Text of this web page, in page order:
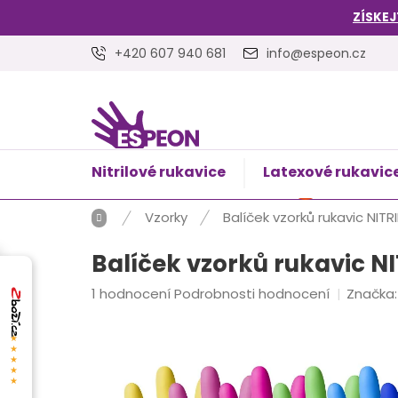
+420 607 940 681 info@espeon.cz
NÁKUPNÍ
KOŠÍK
Prázdný
Nitrilové rukavice Latexové
DomůVzorky Balíček vzorků rukavic
Balíček vzorků rukavic
Průměrné
1 hodnoceníPodrobnosti hodnocení
★★★★★